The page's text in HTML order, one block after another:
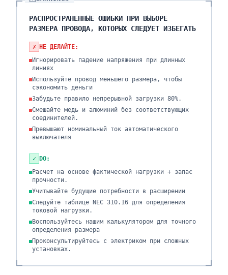
РАСПРОСТРАНЕННЫЕ ОШИБКИ ПРИ ВЫБОРЕ
РАЗМЕРА ПРОВОДА, КОТОРЫХ СЛЕДУЕТ ИЗБЕГАТЬ
✗
НЕ ДЕЛАЙТЕ:
Игнорировать падение напряжения при длинных
линиях
Используйте провод меньшего размера, чтобы
сэкономить деньги
Забудьте правило непрерывной загрузки 80%.
Смешайте медь и алюминий без соответствующих
соединителей.
Превышают номинальный ток автоматического
выключателя
✓
DO:
Расчет на основе фактической нагрузки + запас
прочности.
Учитывайте будущие потребности в расширении
Следуйте таблице NEC 310.16 для определения
токовой нагрузки.
Воспользуйтесь нашим калькулятором для точного
определения размера
Проконсультируйтесь с электриком при сложных
установках.